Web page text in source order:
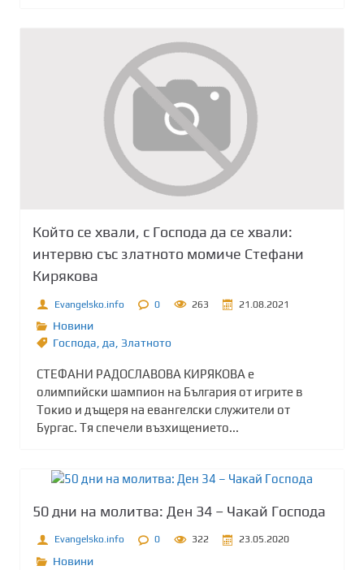
Който се хвали, с Господа да се хвали:
интервю със златното момиче Стефани
Кирякова
Evangelsko.info 0 263 21.08.2021
Новини
Господа, да, Златното
СТЕФАНИ РАДОСЛАВОВА КИРЯКОВА е
олимпийски шампион на България от игрите в
Токио и дъщеря на евангелски служители от
Бургас. Тя спечели възхищението...
50 дни на молитва: Ден 34 – Чакай Господа
Evangelsko.info 0 322 23.05.2020
Новини